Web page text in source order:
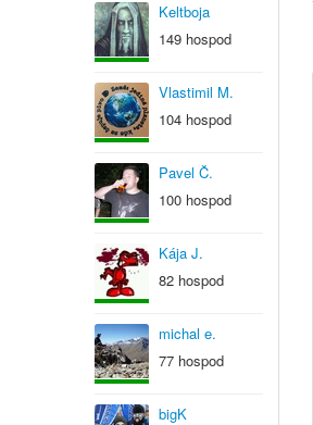
Keltboja
149 hospod
Vlastimil M.
104 hospod
Pavel Č.
100 hospod
Kája J.
82 hospod
michal e.
77 hospod
bigK